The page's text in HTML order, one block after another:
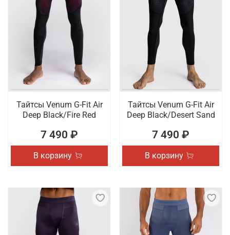
Тайтсы Venum G-Fit Air
Deep Black/Fire Red
7 490 ₽
В корзину
Тайтсы Venum G-Fit Air
Deep Black/Desert Sand
7 490 ₽
В корзину